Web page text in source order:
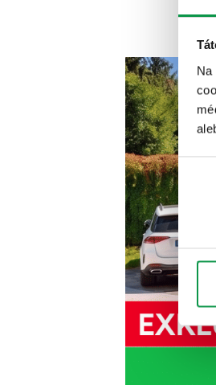
Výber
súhlasu